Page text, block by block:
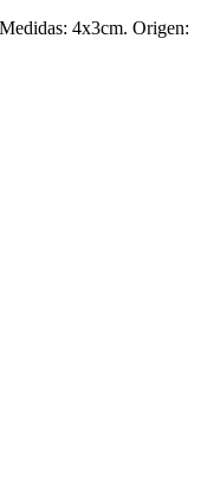
4x3cm. Origen: